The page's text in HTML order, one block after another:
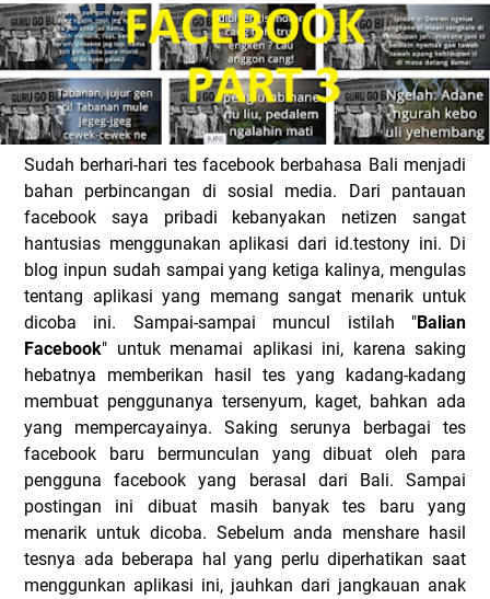
Sudah berhari-hari tes facebook berbahasa Bali menjadi
bahan perbincangan di sosial media. Dari pantauan
facebook saya pribadi kebanyakan netizen sangat
hantusias menggunakan aplikasi dari id.testony ini. Di
blog inpun sudah sampai yang ketiga kalinya, mengulas
tentang aplikasi yang memang sangat menarik untuk
dicoba ini. Sampai-sampai muncul istilah "Balian
Facebook" untuk menamai aplikasi ini, karena saking
hebatnya memberikan hasil tes yang kadang-kadang
membuat penggunanya tersenyum, kaget, bahkan ada
yang mempercayainya. Saking serunya berbagai tes
facebook baru bermunculan yang dibuat oleh para
pengguna facebook yang berasal dari Bali. Sampai
postingan ini dibuat masih banyak tes baru yang
menarik untuk dicoba. Sebelum anda menshare hasil
tesnya ada beberapa hal yang perlu diperhatikan saat
menggunkan aplikasi ini, jauhkan dari jangkauan anak